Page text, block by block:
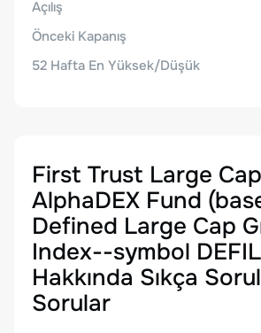
Açılış
Önceki Kapanış
52 Hafta En Yüksek/Düşük
First Trust Large
AlphaDEX Fund
Defined Large Cap
Index--symbol
Hakkında Sıkça
Sorular